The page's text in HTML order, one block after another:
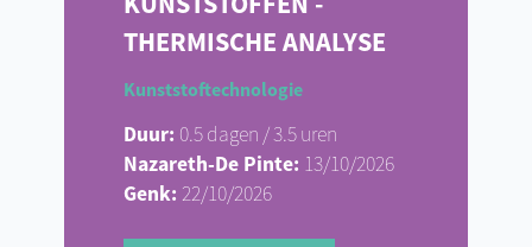
THERMISCHE ANALYSE
Kunststoftechnologie
Duur: 0.5 dagen / 3.5 uren
Nazareth-De Pinte: 13/10/2026
Genk: 22/10/2026